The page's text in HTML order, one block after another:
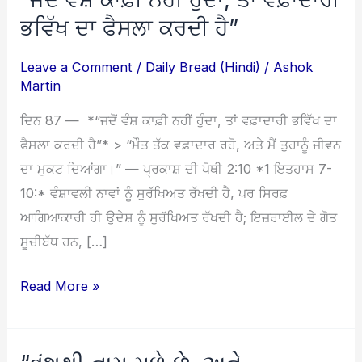
ਭਵਿੱਖ ਦਾ ਫੈਸਲਾ ਕਰਦੀ ਹੈ”
Leave a Comment / Daily Bread (Hindi) / Ashok
Martin
ਦਿਨ 87 — *“ਜਦੋਂ ਵੰਸ਼ ਕਾਫ਼ੀ ਨਹੀਂ ਹੁੰਦਾ, ਤਾਂ ਵਫ਼ਾਦਾਰੀ ਭਵਿੱਖ ਦਾ
ਫੈਸਲਾ ਕਰਦੀ ਹੈ”* > “ਮੌਤ ਤੱਕ ਵਫ਼ਾਦਾਰ ਰਹੋ, ਅਤੇ ਮੈਂ ਤੁਹਾਨੂੰ ਜੀਵਨ
ਦਾ ਮੁਕਟ ਦਿਆਂਗਾ।” — ਪ੍ਰਕਾਸ਼ ਦੀ ਪੋਥੀ 2:10 *1 ਇਤਹਾਸ 7-
10:* ਵੰਸ਼ਾਵਲੀ ਨਾਵਾਂ ਨੂੰ ਸੁਰੱਖਿਅਤ ਰੱਖਦੀ ਹੈ, ਪਰ ਸਿਰਫ਼
ਆਗਿਆਕਾਰੀ ਹੀ ਉਦੇਸ਼ ਨੂੰ ਸੁਰੱਖਿਅਤ ਰੱਖਦੀ ਹੈ; ਇਜ਼ਰਾਈਲ ਦੇ ਗੋਤ
ਸੂਚੀਬੱਧ ਹਨ, […]
ਵੰਸ਼
ਨਹੀਂ
ਹੁੰਦਾ,
ਤਾਂ
ਵਫ਼ਾਦਾਰੀ
ਭਵਿੱਖ
ਦਾ
ਫੈਸਲਾ
ਕਰਦੀ
Read More »